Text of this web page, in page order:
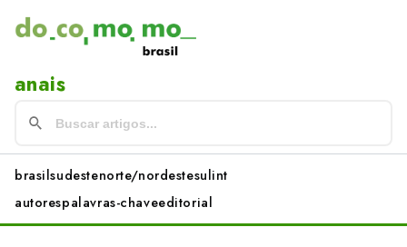
anais
brasilsudestenorte/nordestesulint
autorespalavras-chaveeditorial